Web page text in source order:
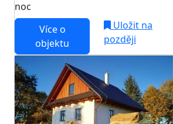
noc
Více o
objektu
Uložit na
později